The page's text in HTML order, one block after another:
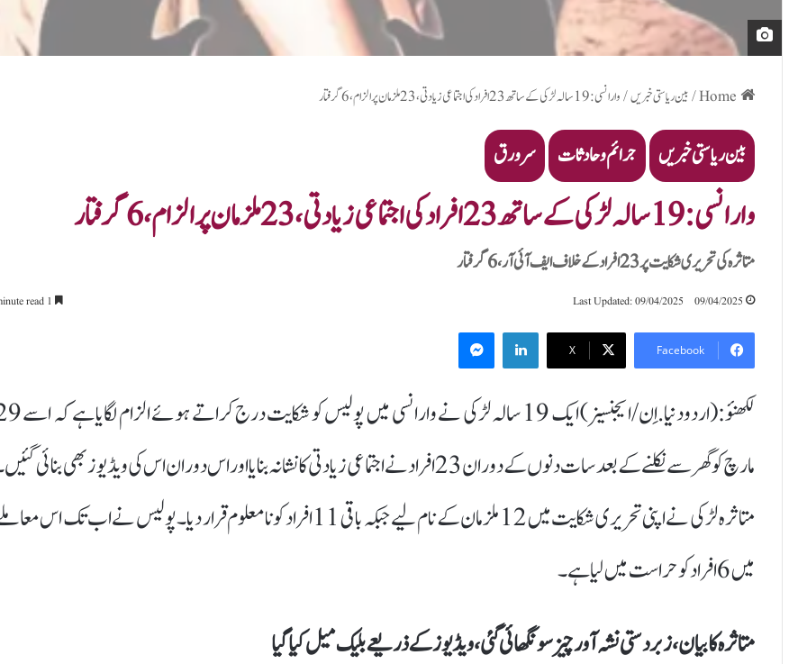
/بین ریاستی خبریں/وارانسی:19 سالہ لڑکی کے ساتھ 23 افراد کی اجتماعی زیادتی، 23 ملزمان پر الزام، 6 گرفتار
بین ریاستی خبریں جرائم و حادثات سرورق
وارانسی:19 سالہ لڑکی کے ساتھ 23 افراد کی اجتماعی زیادتی، 23 ملزمان پر الزام، 6 گرفتار
متاثرہ کی تحریری شکایت پر 23 افراد کے خلاف ایف آئی آر، 6 گرفتار
09/04/2025
Last Updated: 09/04/2025
Facebook
X
LinkedIn
لکھنؤ:(اردودنیا.اِن/ایجنسیز) ایک 19 سالہ لڑکی نے وارانسی میں
مارچ کو گھر سے نکلنے کے بعد سات دنوں کے دوران 23 افراد نے اجتماعی زیادتی کا نشانہ بنایا اور اس دوران اس کی ویڈیوز بھی بنائی
متاثرہ لڑکی نے اپنی تحریری شکایت میں 12 ملزمان کے نام لیے جبکہ باقی 11 افراد کو نامعلوم قرار دیا۔ پولیس نے اب تک اس
میں 6 افراد کو حراست میں لیا ہے۔
متاثرہ کا بیان، زبردستی نشہ آور چیز سونگھائی گئی، ویڈیوز کے ذریعے بلیک میل کیا گیا